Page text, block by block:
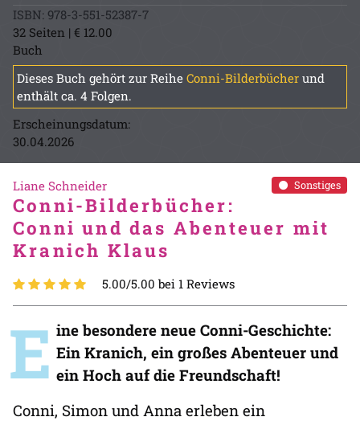
ISBN: 978-3-551-52387-7
32 Seiten | € 12.00
Buch
Dieses Buch gehört zur Reihe Conni-Bilderbücher und
enthält ca. 4 Folgen.
Erscheinungsdatum:
30.04.2026
Sonstiges
Liane Schneider
Conni-Bilderbücher:
Conni und das Abenteuer mit
Kranich Klaus
5.00/5.00 bei 1 Reviews
E ine besondere neue Conni-Geschichte:
Ein Kranich, ein großes Abenteuer und
ein Hoch auf die Freundschaft!
Conni, Simon und Anna erleben ein